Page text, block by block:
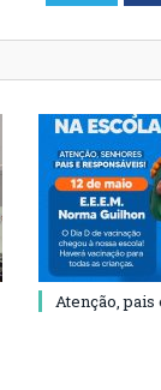
Atenção,